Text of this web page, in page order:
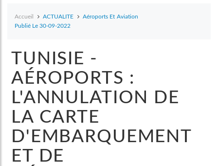
Accueil ACTUALITE
Aéroports Et Aviation
Publié Le 30-09-2022
TUNISIE -
AÉROPORTS :
L'ANNULATION DE
LA CARTE
D'EMBARQUEMENT
ET DE